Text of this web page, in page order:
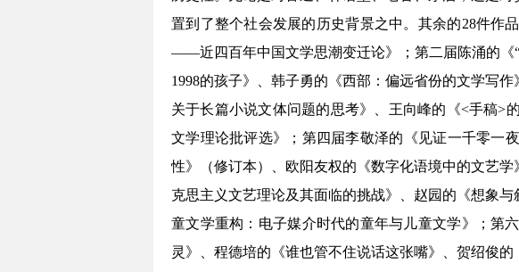
置到了整个社会发展的历史背景之中。其余的28件作
——近四百年中国文学思潮变迁论》；第二届陈涌的《
1998的孩子》、韩子勇的《西部：偏远省份的文学写
关于长篇小说文体问题的思考》、王向峰的《<手稿
文学理论批评选》；第四届李敬泽的《见证一千零
性》（修订本）、欧阳友权的《数字化语境中的文艺
克思主义文艺理论及其面临的挑战》、赵园的《想象
童文学重构：电子媒介时代的童年与儿童文学》；
灵》、程德培的《谁也管不住说话这张嘴》、贺绍俊